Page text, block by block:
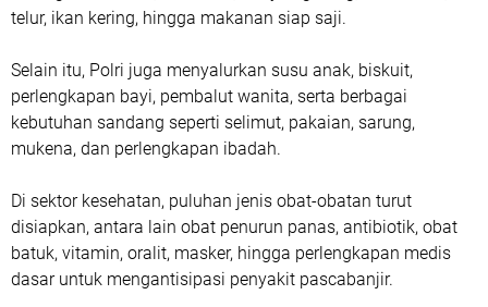
telur, ikan kering, hingga makanan siap saji.
Selain itu, Polri juga menyalurkan susu anak, biskuit,
perlengkapan bayi, pembalut wanita, serta berbagai
kebutuhan sandang seperti selimut, pakaian, sarung,
mukena, dan perlengkapan ibadah.
Di sektor kesehatan, puluhan jenis obat-obatan turut
disiapkan, antara lain obat penurun panas, antibiotik, obat
batuk, vitamin, oralit, masker, hingga perlengkapan medis
dasar untuk mengantisipasi penyakit pascabanjir.